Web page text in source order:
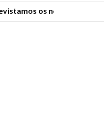
os novos donos